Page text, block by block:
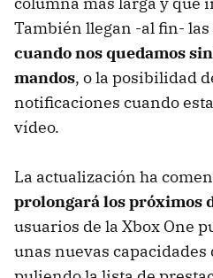
También llegan -al fin- las
cuando nos quedamos
mandos, o la posibilidad
notificaciones cuando
vídeo.
La actualización ha
prolongará los próximos
usuarios de la Xbox One
unas nuevas capacidades